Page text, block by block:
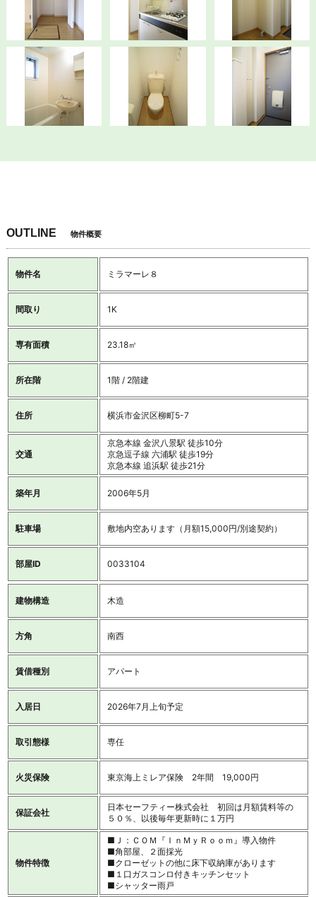
OUTLINE 物件概要
物件名 ミラマーレ８
間取り 1K
専有面積 23.18㎡
所在階 1階 / 2階建
住所 横浜市金沢区柳町5-7
交通
京急本線 金沢八景駅 徒歩10分
京急逗子線 六浦駅 徒歩19分
京急本線 追浜駅 徒歩21分
築年月 2006年5月
駐車場 敷地内空あります（月額15,000円/別途契約）
部屋ID 0033104
建物構造 木造
方角 南西
賃借種別 アパート
入居日 2026年7月上旬予定
取引態様 専任
火災保険 東京海上ミレア保険 2年間 19,000円
保証会社
日本セーフティー株式会社 初回は月額賃料等の
５０％、以後毎年更新時に１万円
物件特徴
■Ｊ：ＣＯＭ『ＩｎＭｙＲｏｏｍ』導入物件
■角部屋、２面採光
■クローゼットの他に床下収納庫があります
■１口ガスコンロ付きキッチンセット
■シャッター雨戸